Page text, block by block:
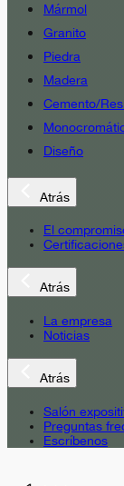
Mármol
Granito
Piedra
Madera
Cemento/
Diseño
Atrás
El
Atrás
La empresa
Noticias
Atrás
Salón
Preguntas
Escríbenos